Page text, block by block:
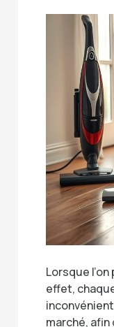
Lorsque l’on
effet,
marché, afin